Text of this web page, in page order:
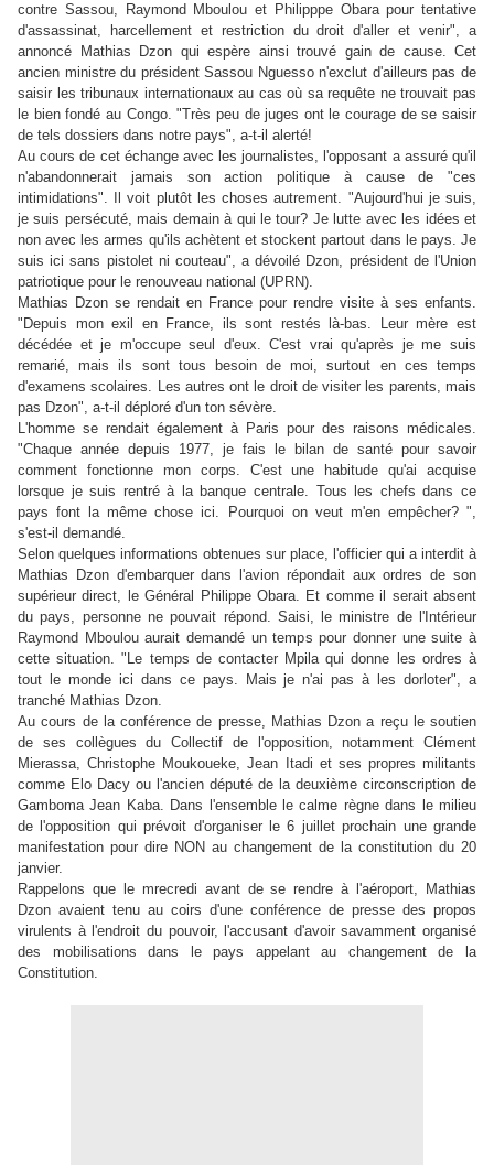
contre Sassou, Raymond Mboulou et Philipppe Obara pour tentative
d'assassinat, harcellement et restriction du droit d'aller et venir", a
annoncé Mathias Dzon qui espère ainsi trouvé gain de cause. Cet
ancien ministre du président Sassou Nguesso n'exclut d'ailleurs pas de
saisir les tribunaux internationaux au cas où sa requête ne trouvait pas
le bien fondé au Congo. "Très peu de juges ont le courage de se saisir
de tels dossiers dans notre pays", a-t-il alerté!
Au cours de cet échange avec les journalistes, l'opposant a assuré qu'il
n'abandonnerait jamais son action politique à cause de "ces
intimidations". Il voit plutôt les choses autrement. "Aujourd'hui je suis,
je suis persécuté, mais demain à qui le tour? Je lutte avec les idées et
non avec les armes qu'ils achètent et stockent partout dans le pays. Je
suis ici sans pistolet ni couteau", a dévoilé Dzon, président de l'Union
patriotique pour le renouveau national (UPRN).
Mathias Dzon se rendait en France pour rendre visite à ses enfants.
"Depuis mon exil en France, ils sont restés là-bas. Leur mère est
décédée et je m'occupe seul d'eux. C'est vrai qu'après je me suis
remarié, mais ils sont tous besoin de moi, surtout en ces temps
d'examens scolaires. Les autres ont le droit de visiter les parents, mais
pas Dzon", a-t-il déploré d'un ton sévère.
L'homme se rendait également à Paris pour des raisons médicales.
"Chaque année depuis 1977, je fais le bilan de santé pour savoir
comment fonctionne mon corps. C'est une habitude qu'ai acquise
lorsque je suis rentré à la banque centrale. Tous les chefs dans ce
pays font la même chose ici. Pourquoi on veut m'en empêcher? ",
s'est-il demandé.
Selon quelques informations obtenues sur place, l'officier qui a interdit à
Mathias Dzon d'embarquer dans l'avion répondait aux ordres de son
supérieur direct, le Général Philippe Obara. Et comme il serait absent
du pays, personne ne pouvait répond. Saisi, le ministre de l'Intérieur
Raymond Mboulou aurait demandé un temps pour donner une suite à
cette situation. "Le temps de contacter Mpila qui donne les ordres à
tout le monde ici dans ce pays. Mais je n'ai pas à les dorloter", a
tranché Mathias Dzon.
Au cours de la conférence de presse, Mathias Dzon a reçu le soutien
de ses collègues du Collectif de l'opposition, notamment Clément
Mierassa, Christophe Moukoueke, Jean Itadi et ses propres militants
comme Elo Dacy ou l'ancien député de la deuxième circonscription de
Gamboma Jean Kaba. Dans l'ensemble le calme règne dans le milieu
de l'opposition qui prévoit d'organiser le 6 juillet prochain une grande
manifestation pour dire NON au changement de la constitution du 20
janvier.
Rappelons que le mrecredi avant de se rendre à l'aéroport, Mathias
Dzon avaient tenu au coirs d'une conférence de presse des propos
virulents à l'endroit du pouvoir, l'accusant d'avoir savamment organisé
des mobilisations dans le pays appelant au changement de la
Constitution.